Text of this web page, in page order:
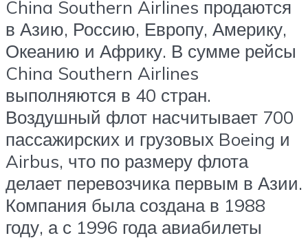
China Southern Airlines продаются
в Азию, Россию, Европу, Америку,
Океанию и Африку. В сумме рейсы
China Southern Airlines
выполняются в 40 стран.
Воздушный флот насчитывает 700
пассажирских и грузовых Boeing и
Airbus, что по размеру флота
делает перевозчика первым в Азии.
Компания была создана в 1988
году, а с 1996 года авиабилеты